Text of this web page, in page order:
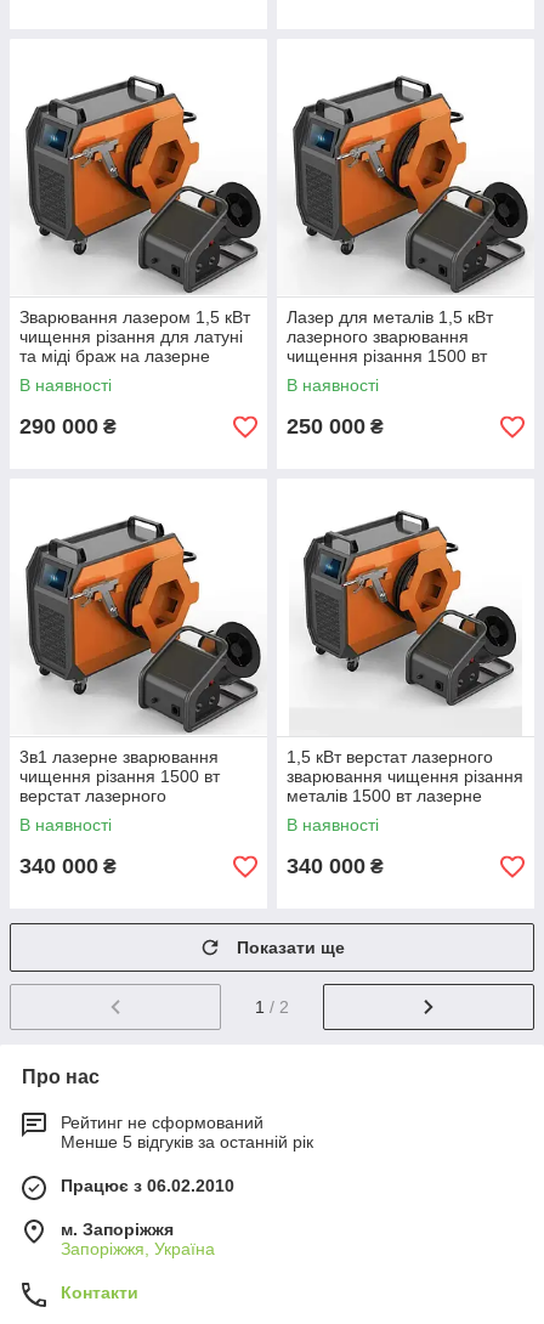
Зварювання лазером 1,5 кВт
чищення різання для латуні
та міді браж на лазерне
зварювання 1500 вт
В наявності
290 000 ₴
Лазер для металів 1,5 кВт
лазерного зварювання
чищення різання 1500 вт
лазерне зварювання апарат
В наявності
250 000 ₴
3в1 лазерне зварювання
чищення різання 1500 вт
верстат лазерного
зварювання на 1,5 кВт
В наявності
340 000 ₴
1,5 кВт верстат лазерного
зварювання чищення різання
металів 1500 вт лазерне
зварювання
В наявності
340 000 ₴
Показати ще
1 / 2
Про нас
Рейтинг не сформований
Менше 5 відгуків за останній рік
Працює з 06.02.2010
м. Запоріжжя
Запоріжжя, Україна
Контакти